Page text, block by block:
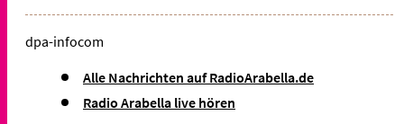
dpa-infocom
Alle Nachrichten auf RadioArabella.de
Radio Arabella live hören